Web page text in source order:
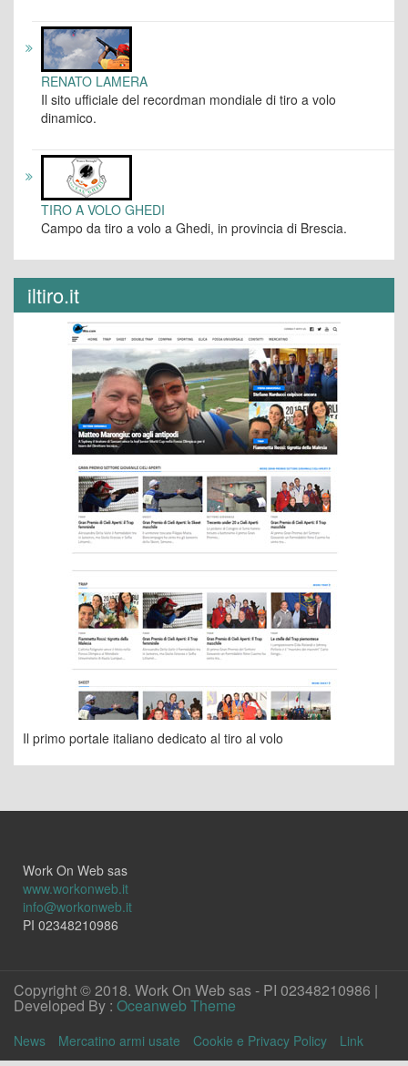
RENATO LAMERA
Il sito ufficiale del recordman mondiale di tiro a volo
dinamico.
TIRO A VOLO GHEDI
Campo da tiro a volo a Ghedi, in provincia di Brescia.
iltiro.it
Il primo portale italiano dedicato al tiro al volo
Work On Web sas
www.workonweb.it
info@workonweb.it
PI 02348210986
Copyright © 2018. Work On Web sas - PI 02348210986 |
Developed By : Oceanweb Theme
News Mercatino armi usate Cookie e Privacy Policy Link